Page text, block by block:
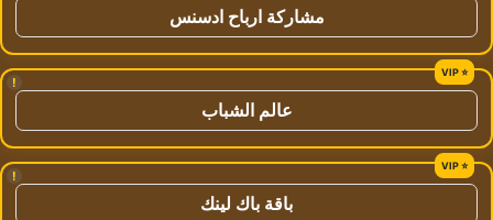
مشاركة ارباح ادسنس
!
عالم الشباب
!
باقة باك لينك